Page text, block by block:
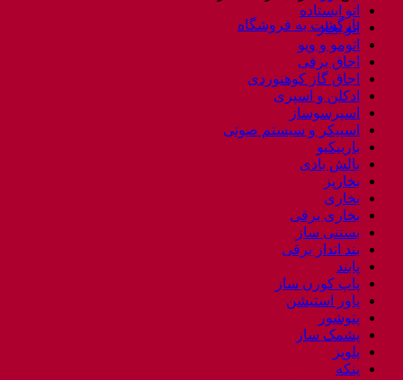
بازگشت به فروشگاه
اتو ایستاده
اتو بخار
اتومو و ویو
اجاق برقی
اجاق گاز کوهنوردی
ادکلن و اسپری
اسپرسوساز
اسپیکر و سیستم صوتی
باربیکیو
بالش بادی
بخارپز
بخاری
بخاری برقی
بستنی ساز
بند انداز برقی
پابند
پاپ کورن ساز
پاور استیشن
پتوشور
پشمک ساز
پلوپز
پنکه